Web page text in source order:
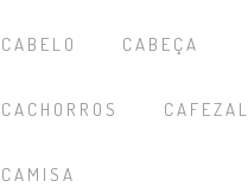
CABELO CABEÇA
CACHORROS CAFEZAL
CAMISA